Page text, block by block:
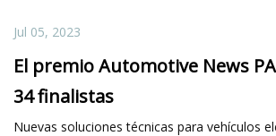
Jul 05, 2023
El premio Automotive News
34 finalistas
Nuevas soluciones técnicas para vehículos